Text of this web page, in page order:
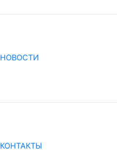
НОВОСТИ
КОНТАКТЫ